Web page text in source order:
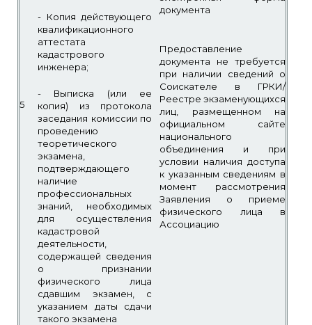
5
- Копия действующего
квалификационного
аттестата
кадастрового
инженера;
- Выписка (или ее
копия) из протокола
заседания комиссии по
проведению
теоретического
экзамена,
подтверждающего
наличие
профессиональных
знаний, необходимых
для осуществления
кадастровой
деятельности,
содержащей сведения
о признании
физического лица
сдавшим экзамен, с
указанием даты сдачи
такого экзамена
документа
Предоставление
документа не требуется
при наличии сведений о
Соискателе в ГРКИ/
Реестре экзаменующихся
лиц, размещенном на
официальном сайте
национального
объединения и при
условии наличия доступа
к указанным сведениям в
момент рассмотрения
Заявления о приеме
физического лица в
Ассоциацию